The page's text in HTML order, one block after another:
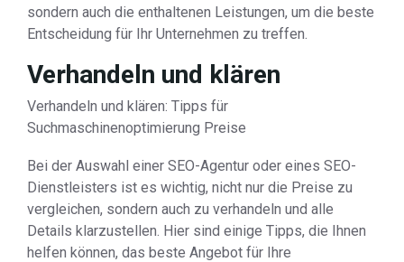
sondern auch die enthaltenen Leistungen, um die beste
Entscheidung für Ihr Unternehmen zu treffen.
Verhandeln und klären
Verhandeln und klären: Tipps für
Suchmaschinenoptimierung Preise
Bei der Auswahl einer SEO-Agentur oder eines SEO-
Dienstleisters ist es wichtig, nicht nur die Preise zu
vergleichen, sondern auch zu verhandeln und alle
Details klarzustellen. Hier sind einige Tipps, die Ihnen
helfen können, das beste Angebot für Ihre